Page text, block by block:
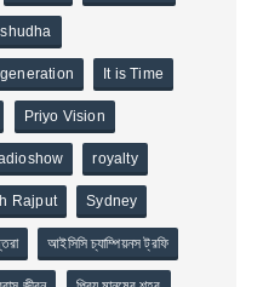
It is Time
Priyo Vision
royalty
Rajput Sydney
আইসিসি চ্যাম্পিয়নস ট্রফি